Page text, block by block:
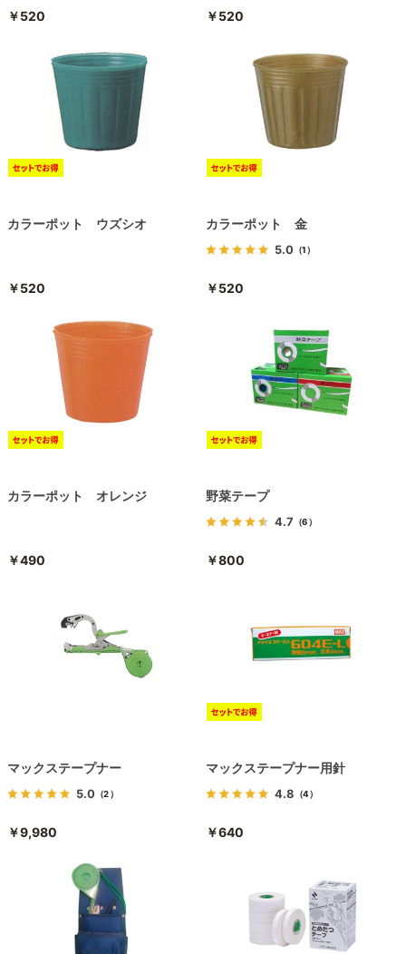
￥520 ￥520
カラーポット ウズシオ
￥520
カラーポット 金
5.0 （1）
￥520
カラーポット オレンジ
￥490
野菜テープ
4.7 （6）
￥800
マックステープナー
5.0 （2）
￥9,980
マックステープナー用針
4.8 （4）
￥640